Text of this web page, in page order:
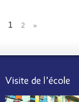
1 2 »